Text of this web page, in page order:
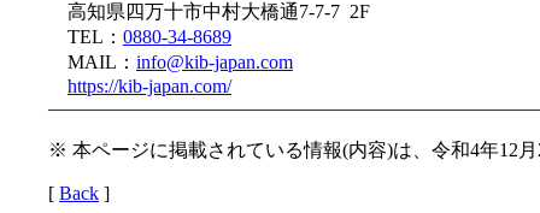
高知県四万十市中村大橋通7-7-7 2F
TEL： 0880-34-8689
MAIL： info@kib-japan.com
https://kib-japan.com/
※ 本ページに掲載されている情報(内容)は、令和4年12
[ Back ]